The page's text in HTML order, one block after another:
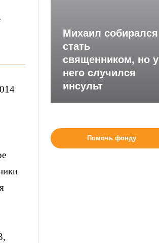
Михаил собирался
стать
священником, но у
него случился
инсульт
Помочь фонду